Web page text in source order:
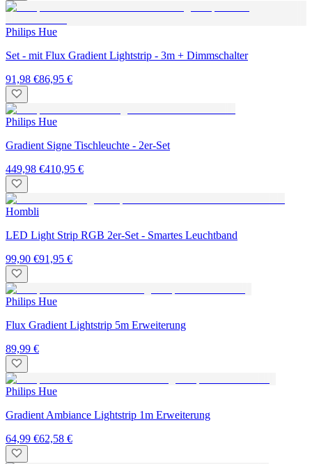
Philips Hue
Set - mit Flux Gradient Lightstrip - 3m + Dimmschalter
91,98 €86,95 €
Philips Hue
Gradient Signe Tischleuchte - 2er-Set
449,98 €410,95 €
Hombli
LED Light Strip RGB 2er-Set - Smartes Leuchtband
99,90 €91,95 €
Philips Hue
Flux Gradient Lightstrip 5m Erweiterung
89,99 €
Philips Hue
Gradient Ambiance Lightstrip 1m Erweiterung
64,99 €62,58 €